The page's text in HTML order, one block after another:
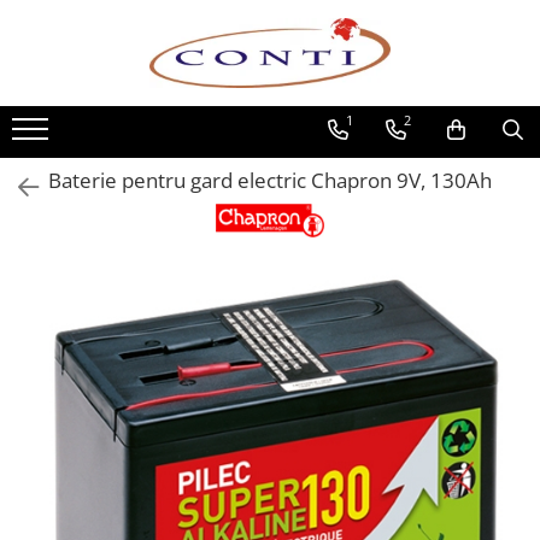
Toate Produsele
Casa si Gradina
Utilaje pentru gradina si accesorii
Atomizoare si Pulverizatoare
Foarfeci de gradina
Masini de tuns iarba si accesorii
Motocoase si accesorii
Motocositori
Motosape si Motocultoare
Masini de batut stalpi
1 2
Baterie pentru gard electric Chapron 9V, 130Ah